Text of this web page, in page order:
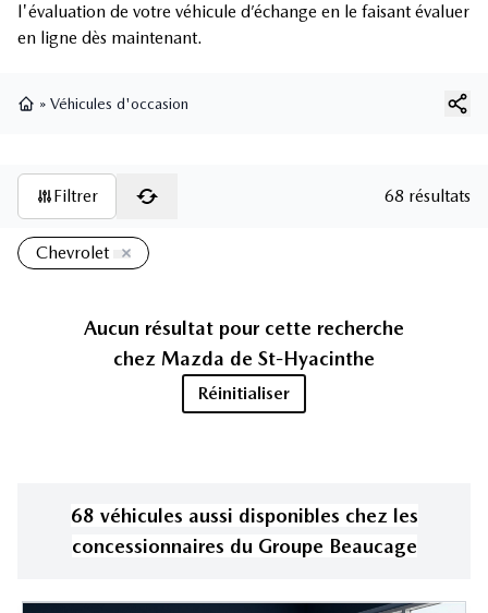
l'évaluation de votre véhicule d’échange en le faisant évaluer
en ligne dès maintenant.
» Véhicules d'occasion
Filtrer 68 résultats
Chevrolet
Aucun résultat pour cette recherche
chez Mazda de St-Hyacinthe
Réinitialiser
68 véhicules aussi disponibles chez les
concessionnaires du Groupe Beaucage